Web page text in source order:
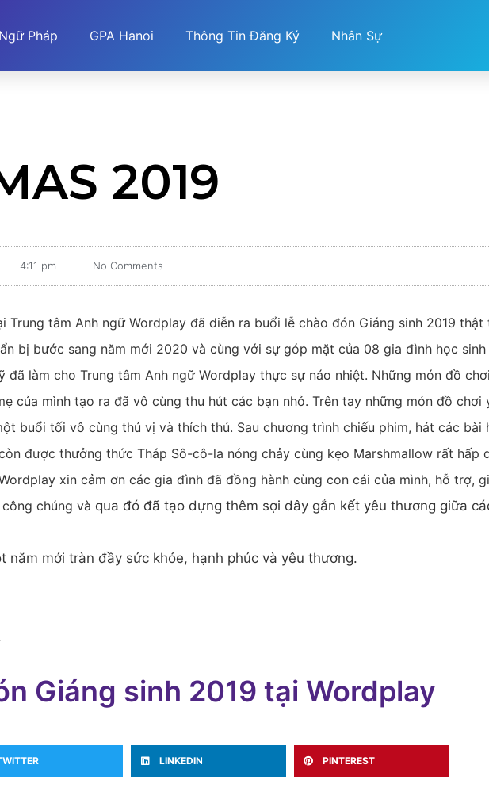
Pháp GPA Hanoi Thông Tin Đăng Ký Nhân Sự
2019
4:11 pm No Comments
Trung tâm Anh ngữ Wordplay đã diễn ra buổi lễ chào đón Giáng sinh 2019
bị bước sang năm mới 2020 và cùng với sự góp mặt của 08 gia đình học
đã làm cho Trung tâm Anh ngữ Wordplay thực sự náo nhiệt. Những món đồ
của mình tạo ra đã vô cùng thu hút các bạn nhỏ. Trên tay những món đồ chơi
buổi tối vô cùng thú vị và thích thú. Sau chương trình chiếu phim, hát các bài
được thưởng thức Tháp Sô-cô-la nóng chảy cùng kẹo Marshmallow rất hấp
xin cảm ơn các gia đình đã đồng hành cùng con cái của mình, hỗ trợ,
chúng và qua đó đã tạo dựng thêm sợi dây gắn kết yêu thương giữa
năm mới tràn đầy sức khỏe, hạnh phúc và yêu thương.
Giáng sinh 2019 tại Wordplay
LINKEDIN PINTEREST